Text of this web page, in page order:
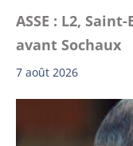
ASSE : L2,
avant Sochaux
7 août 2026